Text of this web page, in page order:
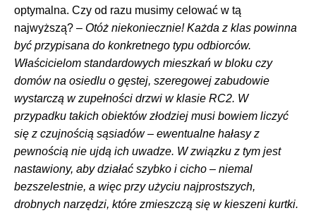
optymalna. Czy od razu musimy celować w tą
najwyższą? – Otóż niekoniecznie! Każda z klas powinna
być przypisana do konkretnego typu odbiorców.
Właścicielom standardowych mieszkań w bloku czy
domów na osiedlu o gęstej, szeregowej zabudowie
wystarczą w zupełności drzwi w klasie RC2. W
przypadku takich obiektów złodziej musi bowiem liczyć
się z czujnością sąsiadów – ewentualne hałasy z
pewnością nie ujdą ich uwadze. W związku z tym jest
nastawiony, aby działać szybko i cicho – niemal
bezszelestnie, a więc przy użyciu najprostszych,
drobnych narzędzi, które zmieszczą się w kieszeni kurtki.